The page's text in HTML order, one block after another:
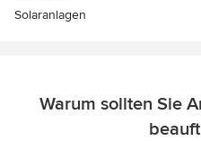
Solaranlagen
Warum sollten Sie